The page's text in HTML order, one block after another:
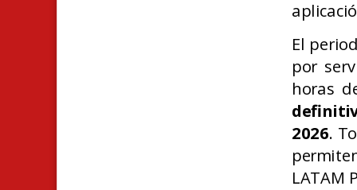
El
por
horas
2026.
LATAM